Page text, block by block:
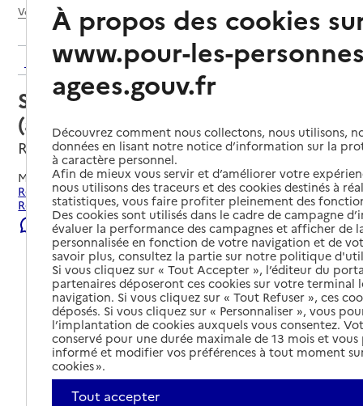
Voir le fil d’Ariane
Retour aux résultats de l'annuaire
Service autonomie à domicile
(aide) – Smil'Services
Roubaix, NORD
Mis à jour le01/08/2026
Rechercher les établissements et services autour de
Roubaix.
Signaler une erreur
À propos des cookies
www.pour-les-
agees.gouv.fr
Découvrez comment nous collectons, nous utilisons,
données en lisant notre notice d’information sur la
à caractère personnel.
Afin de mieux vous servir et d’améliorer votre
nous utilisons des traceurs et des cookies destinés à
statistiques, vous faire profiter pleinement des
Des cookies sont utilisés dans le cadre de campagne
évaluer la performance des campagnes et afficher de
personnalisée en fonction de votre navigation et de
savoir plus, consultez la partie sur notre politique
Si vous cliquez sur « Tout Accepter », l’éditeur du
partenaires déposeront ces cookies sur votre terminal
navigation. Si vous cliquez sur « Tout Refuser », ces
déposés. Si vous cliquez sur « Personnaliser », vous
l’implantation de cookies auxquels vous consentez.
conservé pour une durée maximale de 13 mois et
informé et modifier vos préférences à tout moment
cookies ».
Tout accepter